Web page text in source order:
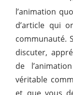
l’animation
d’article qui
communauté.
discuter,
de
véritable